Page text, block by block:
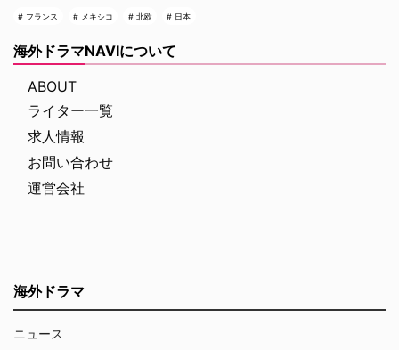
フランス メキシコ 北欧 日本
海外ドラマNAVIについて
ABOUT
ライター一覧
求人情報
お問い合わせ
運営会社
海外ドラマ
ニュース